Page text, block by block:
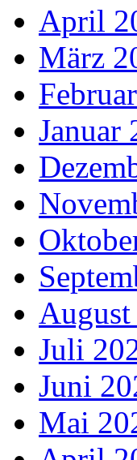
April
März
Januar
Juli
Juni
Mai